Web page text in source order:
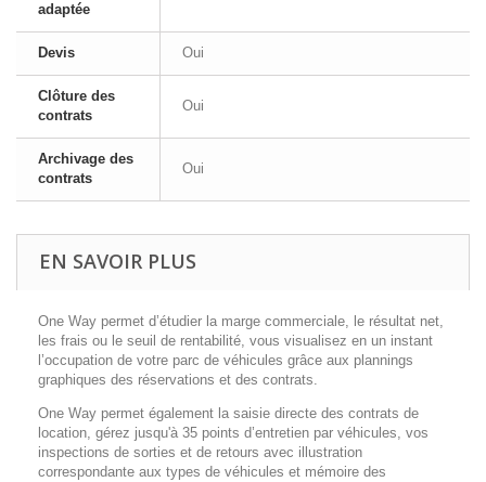
adaptée
Devis Oui
Clôture des
contrats
Oui
Archivage des
contrats
Oui
EN SAVOIR PLUS
One Way permet d’étudier la marge commerciale, le résultat net,
les frais ou le seuil de rentabilité, vous visualisez en un instant
l’occupation de votre parc de véhicules grâce aux plannings
graphiques des réservations et des contrats.
One Way permet également la saisie directe des contrats de
location, gérez jusqu'à 35 points d’entretien par véhicules, vos
inspections de sorties et de retours avec illustration
correspondante aux types de véhicules et mémoire des